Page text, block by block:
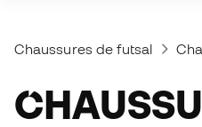
Chaussures de futsal